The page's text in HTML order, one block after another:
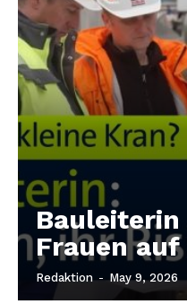
Frauen auf
Redaktion - May 9, 2026